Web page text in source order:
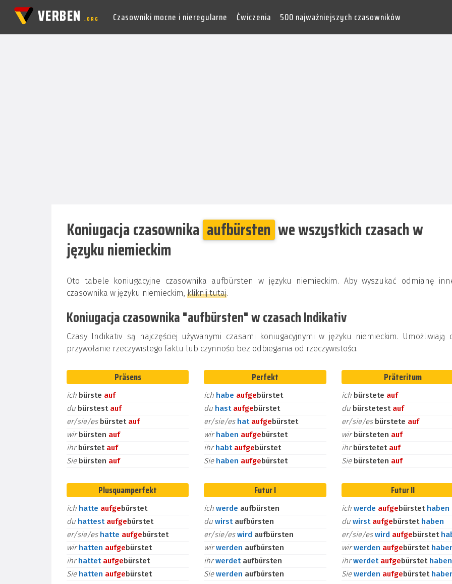
VERBEN.ORG Czasowniki mocne i nieregularne Ćwiczenia 500 najważniejszych czasowników
Koniugacja czasownika aufbürsten we wszystkich czasach w
języku niemieckim
Oto tabele koniugacyjne czasownika aufbürsten w języku niemieckim. Aby wyszukać odmianę
czasownika w języku niemieckim, kliknij tutaj.
Koniugacja czasownika "aufbürsten" w czasach Indikativ
Czasy Indikativ są najczęściej używanymi czasami koniugacyjnymi w języku niemieckim. Umożliwiają
przywołanie rzeczywistego faktu lub czynności bez odbiegania od rzeczywistości.
Präsens
ich bürste auf
du bürstest auf
er/sie/es bürstet auf
wirbürsten auf
ihrbürstet auf
Sie bürsten auf
Perfekt
ich habe aufgebürstet
du hast aufgebürstet
er/sie/es hat aufgebürstet
wirhaben aufgebürstet
ihrhabt aufgebürstet
Sie haben aufgebürstet
Präteritum
ich bürstete auf
du bürstetest auf
er/sie/es bürstete auf
wirbürsteten auf
ihrbürstetet auf
Sie bürsteten auf
Plusquamperfekt
ich hatte aufgebürstet
du hattest aufgebürstet
er/sie/es hatte aufgebürstet
wirhatten aufgebürstet
ihrhattet aufgebürstet
Sie hatten aufgebürstet
Futur I
ichwerde aufbürsten
duwirst aufbürsten
er/sie/eswird aufbürsten
wirwerden aufbürsten
ihrwerdet aufbürsten
Siewerden aufbürsten
Futur II
ich werde aufgebürstet haben
du wirst aufgebürstet haben
er/sie/eswird aufgebürstet
wirwerden aufgebürstet
ihrwerdet aufgebürstet haben
Siewerden aufgebürstet